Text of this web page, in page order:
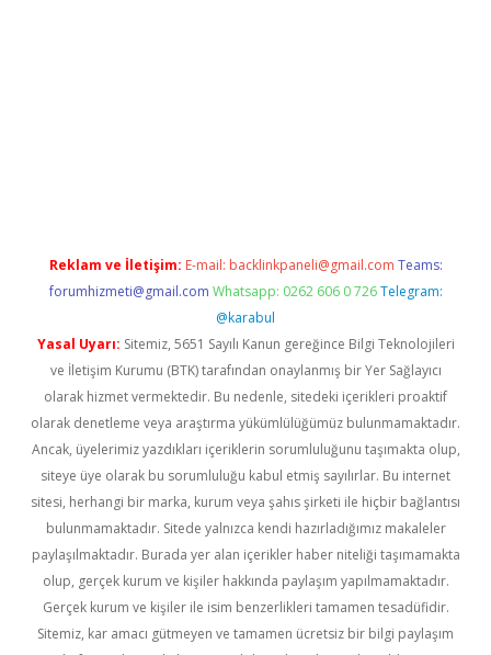
Reklam ve İletişim: E-mail: backlinkpaneli@gmail.com Teams:
forumhizmeti@gmail.com Whatsapp: 0262 606 0 726 Telegram:
@karabul
Yasal Uyarı: Sitemiz, 5651 Sayılı Kanun gereğince Bilgi Teknolojileri
ve İletişim Kurumu (BTK) tarafından onaylanmış bir Yer Sağlayıcı
olarak hizmet vermektedir. Bu nedenle, sitedeki içerikleri proaktif
olarak denetleme veya araştırma yükümlülüğümüz bulunmamaktadır.
Ancak, üyelerimiz yazdıkları içeriklerin sorumluluğunu taşımakta olup,
siteye üye olarak bu sorumluluğu kabul etmiş sayılırlar. Bu internet
sitesi, herhangi bir marka, kurum veya şahıs şirketi ile hiçbir bağlantısı
bulunmamaktadır. Sitede yalnızca kendi hazırladığımız makaleler
paylaşılmaktadır. Burada yer alan içerikler haber niteliği taşımamakta
olup, gerçek kurum ve kişiler hakkında paylaşım yapılmamaktadır.
Gerçek kurum ve kişiler ile isim benzerlikleri tamamen tesadüfidir.
Sitemiz, kar amacı gütmeyen ve tamamen ücretsiz bir bilgi paylaşım